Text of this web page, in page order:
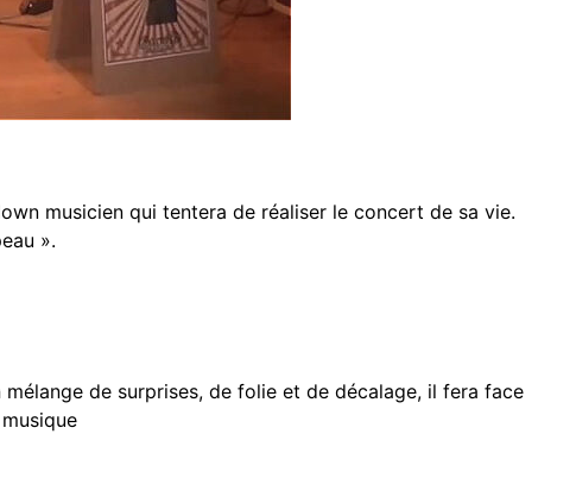
musicien qui tentera de réaliser le concert de sa vie.
».
de surprises, de folie et de décalage, il fera face